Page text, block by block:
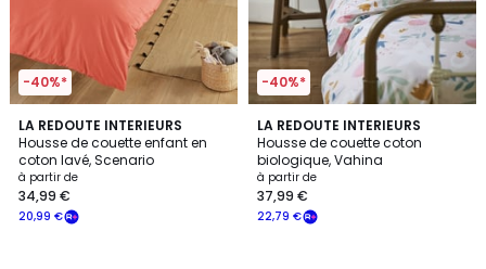
-40%*
LA REDOUTE INTERIEURS
Housse de couette enfant en
coton lavé, Scenario
à partir de
20,99 €
34,99 €
4,3
/ 5
18
Couleurs
-40%*
LA REDOUTE INTERIEURS
Housse de couette coton
biologique, Vahina
à partir de
22,79 €
37,99 €
4,5
/ 5